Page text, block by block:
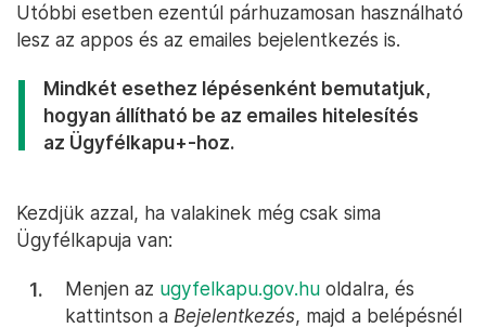
Utóbbi esetben ezentúl párhuzamosan használható
lesz az appos és az emailes bejelentkezés is.
Mindkét esethez lépésenként bemutatjuk,
hogyan állítható be az emailes hitelesítés
az Ügyfélkapu+-hoz.
Kezdjük azzal, ha valakinek még csak sima
Ügyfélkapuja van:
Menjen az ugyfelkapu.gov.hu oldalra, és
kattintson a Bejelentkezés, majd a belépésnél